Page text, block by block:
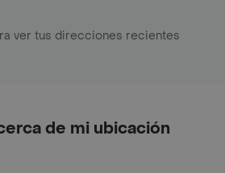
ver tus direcciones recientes
de mi ubicación